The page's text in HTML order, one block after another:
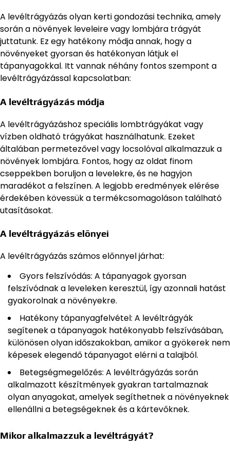
A levéltrágyázás olyan kerti gondozási technika, amely
során a növények leveleire vagy lombjára trágyát
juttatunk. Ez egy hatékony módja annak, hogy a
növényeket gyorsan és hatékonyan látjuk el
tápanyagokkal. Itt vannak néhány fontos szempont a
levéltrágyázással kapcsolatban:
A levéltrágyázás módja
A levéltrágyázáshoz speciális lombtrágyákat vagy
vízben oldható trágyákat használhatunk. Ezeket
általában permetezővel vagy locsolóval alkalmazzuk a
növények lombjára. Fontos, hogy az oldat finom
cseppekben boruljon a levelekre, és ne hagyjon
maradékot a felszínen. A legjobb eredmények elérése
érdekében kövessük a termékcsomagoláson található
utasításokat.
A levéltrágyázás előnyei
A levéltrágyázás számos előnnyel járhat:
Gyors felszívódás: A tápanyagok gyorsan
felszívódnak a leveleken keresztül, így azonnali hatást
gyakorolnak a növényekre.
Hatékony tápanyagfelvétel: A levéltrágyák
segítenek a tápanyagok hatékonyabb felszívásában,
különösen olyan időszakokban, amikor a gyökerek nem
képesek elegendő tápanyagot elérni a talajból.
Betegségmegelőzés: A levéltrágyázás során
alkalmazott készítmények gyakran tartalmaznak
olyan anyagokat, amelyek segíthetnek a növényeknek
ellenállni a betegségeknek és a kártevőknek.
Mikor alkalmazzuk a levéltrágyát?